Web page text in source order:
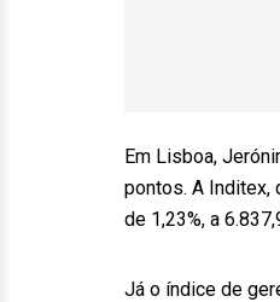
Em Lisboa,
pontos. A Inditex,
de 1,23%, a
Já o índice de